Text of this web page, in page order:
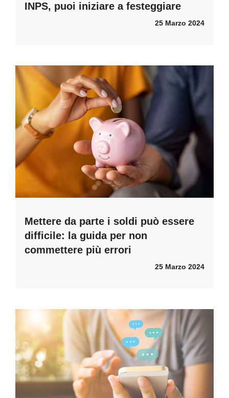
INPS, puoi iniziare a festeggiare
25 Marzo 2024
Mettere da parte i soldi può essere
difficile: la guida per non
commettere più errori
25 Marzo 2024